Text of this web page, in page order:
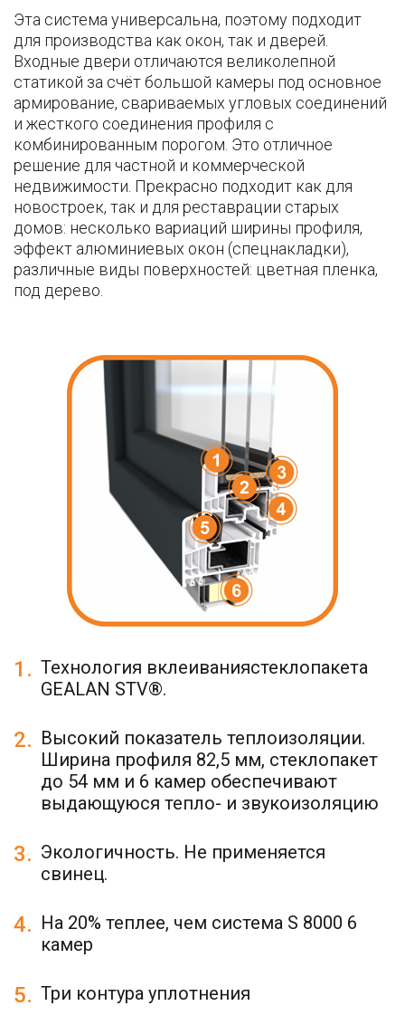
Эта система универсальна, поэтому подходит
для производства как окон, так и дверей.
Входные двери отличаются великолепной
статикой за счёт большой камеры под основное
армирование, свариваемых угловых соединений
и жесткого соединения профиля с
комбинированным порогом. Это отличное
решение для частной и коммерческой
недвижимости. Прекрасно подходит как для
новостроек, так и для реставрации старых
домов: несколько вариаций ширины профиля,
эффект алюминиевых окон (спецнакладки),
различные виды поверхностей: цветная пленка,
под дерево.
Технология вклеиваниястеклопакета
GEALAN STV®.
1.
Высокий показатель теплоизоляции.
Ширина профиля 82,5 мм, стеклопакет
до 54 мм и 6 камер обеспечивают
выдающуюся тепло- и звукоизоляцию
2.
Экологичность. Не применяется
свинец.
3.
На 20% теплее, чем система S 8000 6
камер
4.
Три контура уплотнения
5.